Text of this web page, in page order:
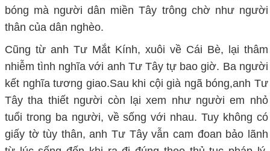
bóng mà người dân miền Tây trông chờ như người
thân của dân nghèo.
Cũng từ anh Tư Mắt Kính, xuôi về Cái Bè, lại thâm
nhiễm tình nghĩa với anh Tư Tây tự bao giờ. Ba người
kết nghĩa tương giao.Sau khi cội già ngã bóng,anh Tư
Tây tha thiết người còn lại xem như người em nhỏ
tuổi trong ba người, về sống với nhau. Tuy không có
giấy tờ tùy thân, anh Tư Tây vẫn cam đoan bảo lãnh